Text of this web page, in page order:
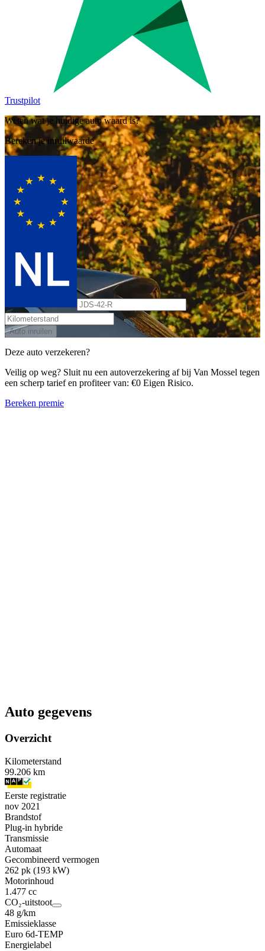
Trustpilot
Weten wat je huidige auto waard is?
Bereken je inruilwaarde
Auto inruilen
Deze auto verzekeren?
Veilig op weg? Sluit nu een autoverzekering af bij Van Mossel tegen
een scherp tarief en profiteer van: €0 Eigen Risico.
Bereken premie
Auto gegevens
Overzicht
Kilometerstand
99.206 km
Eerste registratie
nov 2021
Brandstof
Plug-in hybride
Transmissie
Automaat
Gecombineerd vermogen
262 pk (193 kW)
Motorinhoud
1.477 cc
CO₂-uitstoot
48 g/km
Emissieklasse
Euro 6d-TEMP
Energielabel